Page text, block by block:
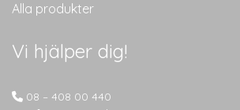
Alla produkter
Vi hjälper dig!
08 – 408 00 440